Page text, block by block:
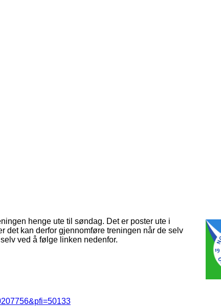
henge ute til søndag. Det er poster ute i
det kan derfor gjennomføre treningen når de selv
ved å følge linken nedenfor.